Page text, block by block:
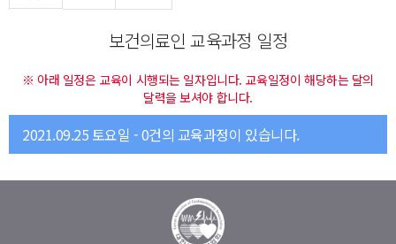
보건의료인 교육과정 일정
※ 아래 일정은 교육이 시행되는 일자입니다. 교육일정이 해당하는 달의
달력을 보셔야 합니다.
2021.09.25 토요일 - 0건의 교육과정이 있습니다.